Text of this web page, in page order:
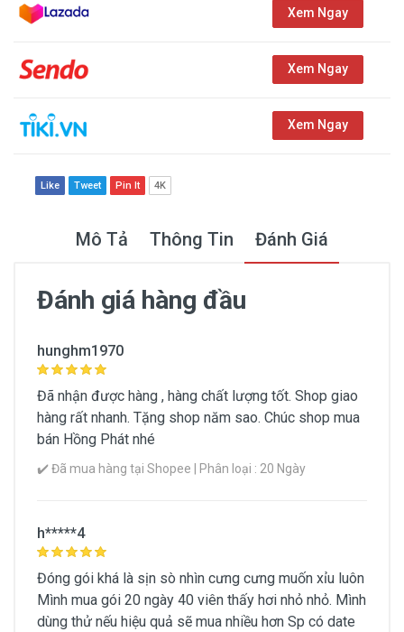
Xem Ngay
Xem Ngay
Xem Ngay
Like Tweet Pin It 4K
Mô Tả Thông Tin Đánh Giá
Thông Tin Chung
Khối lượng (g)
Xuất xứ
Xem Chi Tiết Thông Tin Sản Phẩm
Đánh giá hàng đầu
hunghm1970
Đã nhận được hàng , hàng chất lượng tốt. Shop giao
hàng rất nhanh. Tặng shop năm sao. Chúc shop mua
bán Hồng Phát nhé
✔️ Đã mua hàng tại Shopee | Phân loại : 20 Ngày
h*****4
Đóng gói khá là sịn sò nhìn cưng cưng muốn xỉu luôn
Mình mua gói 20 ngày 40 viên thấy hơi nhỏ nhỏ. Mình
dùng thử nếu hiệu quả sẽ mua nhiều hơn Sp có date